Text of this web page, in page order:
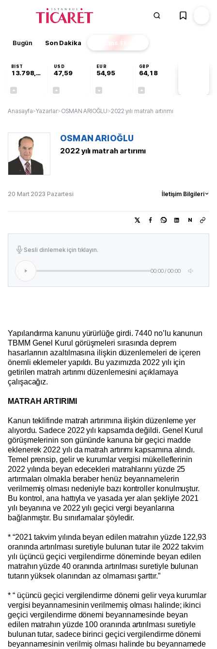
Bugün Son Dakika Finans EKSTRA
BIST
13.798,82
USD
47,59
EUR
54,95
GBP
64,18
Anasayfa>Yazarlar>OSMAN ARIOĞLU>2022 yılı matrah artırımı
OSMAN ARIOĞLU
2022 yılı matrah artırımı
20 Mart 2023 Pazartesi İletişim Bilgileri
N
Sesli dinlemek için tıklayın.
00:00/00:00
Yapılandırma kanunu yürürlüğe girdi. 7440 no’lu kanunun
TBMM Genel Kurul görüşmeleri sırasında deprem
hasarlarının azaltılmasına ilişkin düzenlemeleri de içeren
önemli eklemeler yapıldı. Bu yazımızda 2022 yılı için
getirilen matrah artırımı düzenlemesini açıklamaya
çalışacağız.
MATRAH ARTIRIMI
Kanun teklifinde matrah artırımına ilişkin düzenleme yer
alıyordu. Sadece 2022 yılı kapsamda değildi. Genel Kurul
görüşmelerinin son gününde kanuna bir geçici madde
eklenerek 2022 yılı da matrah artırımı kapsamına alındı.
Temel prensip, gelir ve kurumlar vergisi mükelleflerinin
2022 yılında beyan edecekleri matrahlarını yüzde 25
artırmaları olmakla beraber henüz beyannamelerin
verilmemiş olması nedeniyle bazı kontroller konulmuştur.
Bu kontrol, ana hattıyla ve yasada yer alan şekliyle 2021
yılı beyanına ve 2022 yılı geçici vergi beyanlarına
bağlanmıştır. Bu sınırlamalar şöyledir.
* “2021 takvim yılında beyan edilen matrahın yüzde 122,93
oranında artırılması suretiyle bulunan tutar ile 2022 takvim
yılı üçüncü geçici vergilendirme döneminde beyan edilen
matrahın yüzde 40 oranında artırılması suretiyle bulunan
tutarın yüksek olanından az olmaması şarttır.”
* “ üçüncü geçici vergilendirme dönemi gelir veya kurumlar
vergisi beyannamesinin verilmemiş olması halinde; ikinci
geçici vergilendirme dönemi beyannamesinde beyan
edilen matrahın yüzde 100 oranında artırılması suretiyle
bulunan tutar, sadece birinci geçici vergilendirme dönemi
beyannamesinin verilmiş olması halinde bu beyannamede